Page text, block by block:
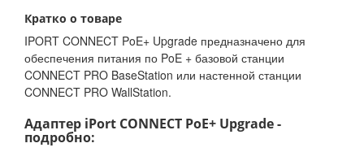
Кратко о товаре
IPORT CONNECT PoE+ Upgrade предназначено для
обеспечения питания по PoE + базовой станции
CONNECT PRO BaseStation или настенной станции
CONNECT PRO WallStation.
Адаптер iPort CONNECT PoE+ Upgrade -
подробно: